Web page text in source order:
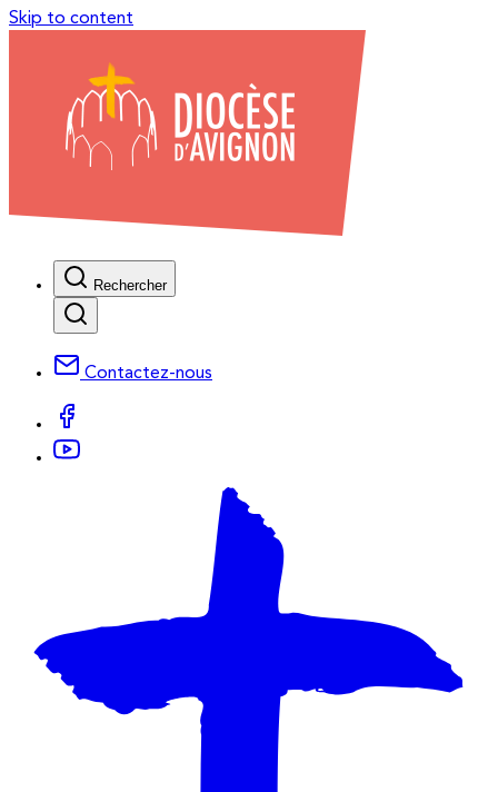
Skip to content
Rechercher
Contactez-nous